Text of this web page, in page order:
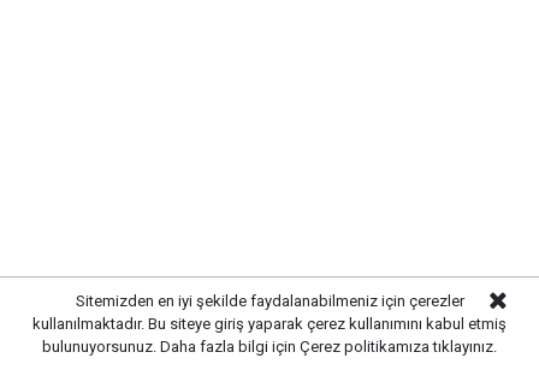
Küfür, hakaret, rencide edici cümleler veya imalar, inançlara saldırı
içeren, imla kuralları ile yazılmamış,
Türkçe karakter kullanılmayan ve büyük harflerle yazılmış yorumlar
onaylanmamaktadır.
Sitemizden en iyi şekilde faydalanabilmeniz için çerezler
kullanılmaktadır. Bu siteye giriş yaparak çerez kullanımını kabul etmiş
bulunuyorsunuz. Daha fazla bilgi için Çerez politikamıza tıklayınız.